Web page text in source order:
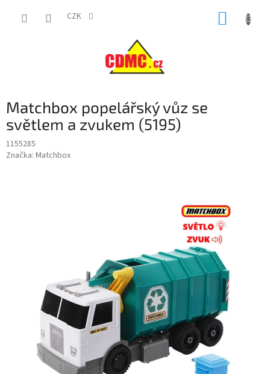
CZK
Matchbox popelářský vůz se
světlem a zvukem (5195)
1155285
Značka: Matchbox